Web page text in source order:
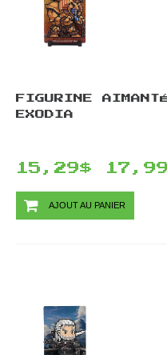
FIGURINE
EXODIA
15,29$
AJOUT AU PANIER